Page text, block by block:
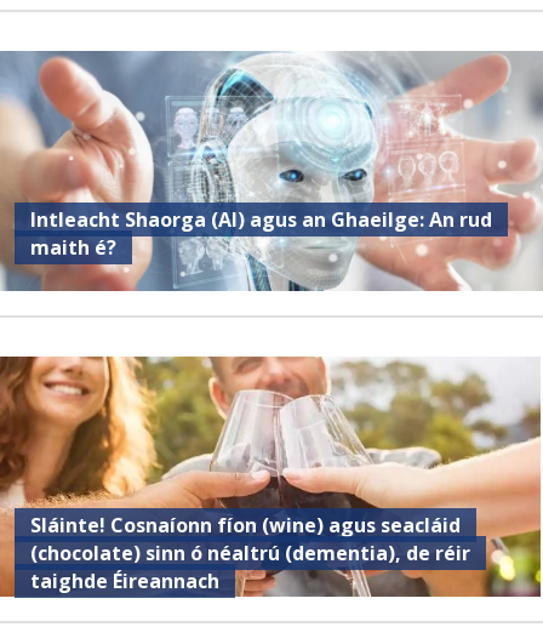
Intleacht Shaorga (AI) agus an Ghaeilge: An rud
maith é?
Sláinte! Cosnaíonn fíon (wine) agus seacláid
(chocolate) sinn ó néaltrú (dementia), de réir
taighde Éireannach